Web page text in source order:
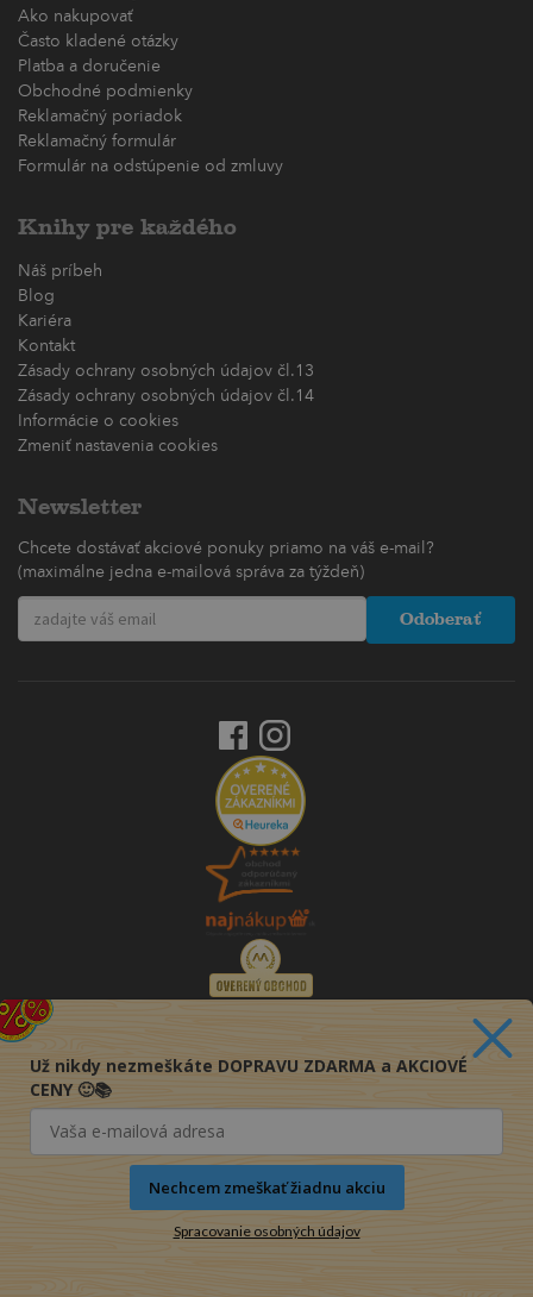
Ako nakupovať
Často kladené otázky
Platba a doručenie
Obchodné podmienky
Reklamačný poriadok
Reklamačný formulár
Formulár na odstúpenie od zmluvy
Knihy pre každého
Náš príbeh
Blog
Kariéra
Kontakt
Zásady ochrany osobných údajov čl.13
Zásady ochrany osobných údajov čl.14
Informácie o cookies
Zmeniť nastavenia cookies
Newsletter
Chcete dostávať akciové ponuky priamo na váš e-mail?
(maximálne jedna e-mailová správa za týždeň)
Odoberať
Už nikdy nezmeškáte DOPRAVU ZDARMA a AKCIOVÉ
CENY 🙂📚
Nechcem zmeškať žiadnu akciu
Spracovanie osobných údajov